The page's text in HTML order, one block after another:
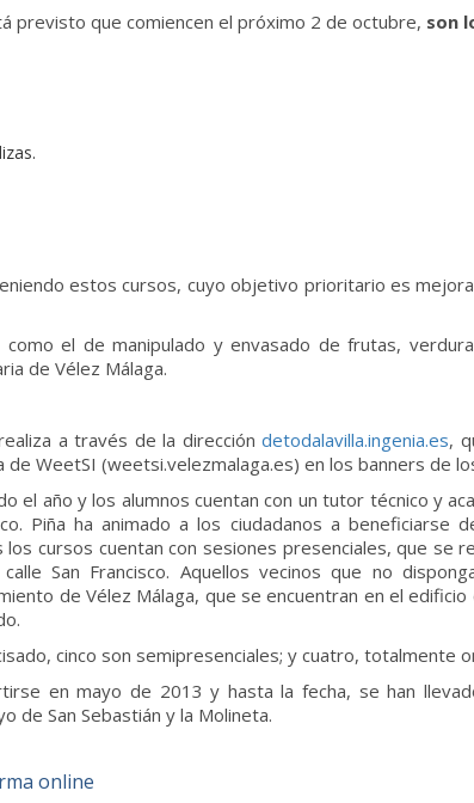
previsto que comiencen el próximo 2 de octubre, son
estos cursos, cuyo objetivo prioritario es
el de manipulado y envasado de frutas,
de Vélez Málaga.
a través de la direccióndetodalavilla.ingenia.es,
de WeetSI (weetsi.velezmalaga.es) en los banners de
el año y los alumnos cuentan con un tutor técnico y
Piña ha animado a los ciudadanos a beneficiarse
cursos cuentan con sesiones presenciales, que se
San Francisco. Aquellos vecinos que no
de Vélez Málaga, que se encuentran en el
cinco son semipresenciales; y cuatro, totalmente
en mayo de 2013 y hasta la fecha, se han
de San Sebastián y la Molineta.
online